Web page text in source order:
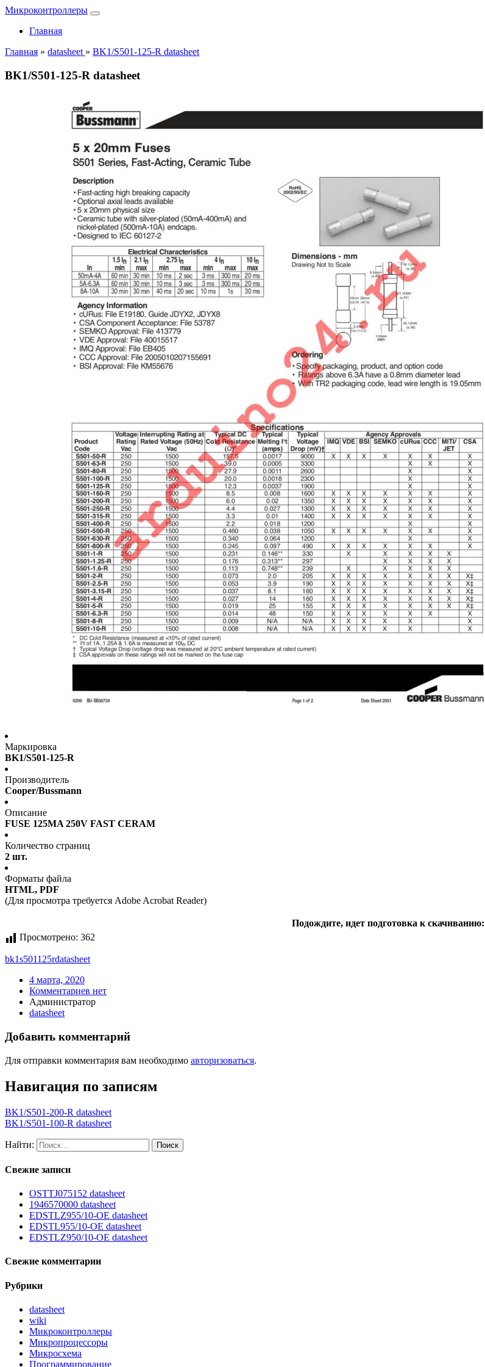
Микроконтроллеры
Главная
Главная » datasheet » BK1/S501-125-R datasheet
BK1/S501-125-R datasheet
Маркировка
BK1/S501-125-R
Производитель
Cooper/Bussmann
Описание
FUSE 125MA 250V FAST CERAM
Количество страниц
2 шт.
Форматы файла
HTML, PDF
(Для просмотра требуется Adobe Acrobat Reader)
Подождите, идет подготовка к скачиванию:
Просмотрено: 362
bk1s501125rdatasheet
4 марта, 2020
Комментариев нет
Администратор
datasheet
Добавить комментарий
Для отправки комментария вам необходимо авторизоваться.
Навигация по записям
BK1/S501-200-R datasheet
BK1/S501-100-R datasheet
Найти:
Свежие записи
OSTTJ075152 datasheet
1946570000 datasheet
EDSTLZ955/10-OE datasheet
EDSTL955/10-OE datasheet
EDSTLZ950/10-OE datasheet
Свежие комментарии
Рубрики
datasheet
wiki
Микроконтроллеры
Микропроцессоры
Микросхема
Программирование